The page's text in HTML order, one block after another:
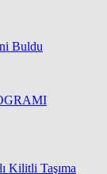
Buldu
Kilitli Taşıma